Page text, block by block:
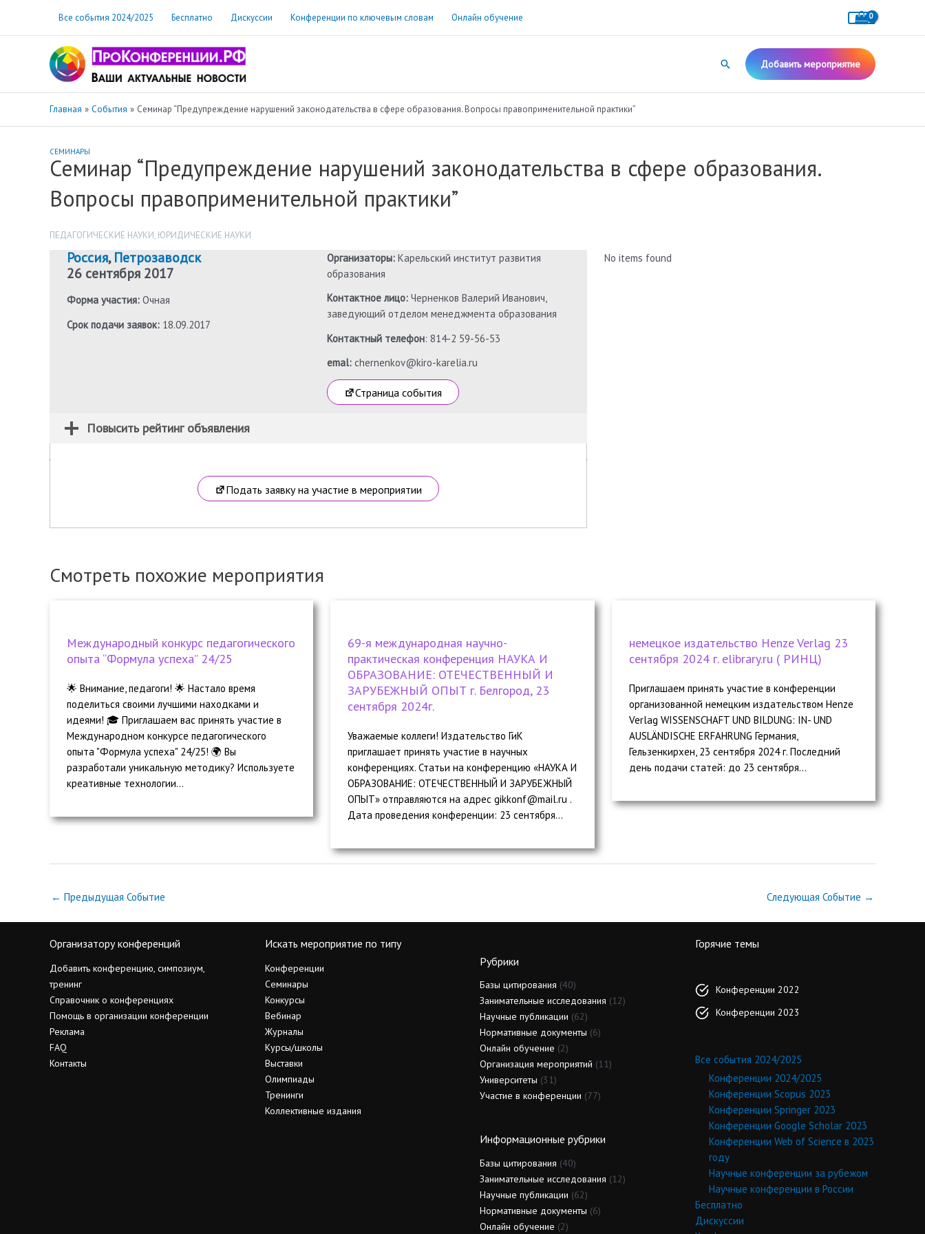
содержимому
Все события 2024/2025 Бесплатно Дискуссии Конференции по ключевым словам Онлайн обучение
Поиск Добавить мероприятие
Главная События Семинар “Предупреждение нарушений законодательства в сфере образования. Вопросы правоприменительной практики”
СЕМИНАРЫ
Семинар “Предупреждение нарушений законодательства в сфере образования.
Вопросы правоприменительной практики”
ПЕДАГОГИЧЕСКИЕ НАУКИ, ЮРИДИЧЕСКИЕ НАУКИ
Россия,Петрозаводск
26 сентября 2017
Форма участия: Очная
Срок подачи заявок: 18.09.2017
Организаторы: Карельский институт развития
образования
Контактное лицо: Черненков Валерий Иванович,
заведующий отделом менеджмента образования
Контактный телефон: 814-2 59-56-53
emal:chernenkov@kiro-karelia.ru
Страница события
Повысить рейтинг объявления
Подать заявку на участие в мероприятии
No items found
Смотреть похожие мероприятия
Международный конкурс педагогического
опыта “Формула успеха” 24/25
🌟 Внимание, педагоги! 🌟 Настало время
поделиться своими лучшими находками и
идеями! 🎓 Приглашаем вас принять участие в
Международном конкурсе педагогического
опыта "Формула успеха" 24/25! 🌍 Вы
разработали уникальную методику? Используете
креативные технологии...
69-я международная научно-
практическая конференция НАУКА И
ОБРАЗОВАНИЕ: ОТЕЧЕСТВЕННЫЙ И
ЗАРУБЕЖНЫЙ ОПЫТ г. Белгород, 23
сентября 2024г.
Уважаемые коллеги! Издательство ГиК
приглашает принять участие в научных
конференциях. Статьи на конференцию «НАУКА И
ОБРАЗОВАНИЕ: ОТЕЧЕСТВЕННЫЙ И ЗАРУБЕЖНЫЙ
ОПЫТ» отправляются на адрес gikkonf@mail.ru .
Дата проведения конференции: 23 cентября...
немецкое издательство Henze Verlag 23
сентября 2024 г. elibrary.ru ( РИНЦ)
Приглашаем принять участие в конференции
организованной немецким издательством Henze
Verlag WISSENSCHAFT UND BILDUNG: IN- UND
AUSLÄNDISCHE ERFAHRUNG Германия,
Гельзенкирхен, 23 сентября 2024 г. Последний
день подачи статей: до 23 сентября...
← Предыдущая Событие Следующая Событие →
Организатору конференций
Добавить конференцию, симпозиум,
тренинг
Справочник о конференциях
Помощь в организации конференции
Реклама
FAQ
Контакты
Искать мероприятие по типу
Конференции
Семинары
Конкурсы
Вебинар
Журналы
Курсы/школы
Выставки
Олимпиады
Тренинги
Коллективные издания
Рубрики
Базы цитирования (40)
Занимательные исследования (12)
Научные публикации (62)
Нормативные документы (6)
Онлайн обучение (2)
Организация мероприятий (11)
Университеты (31)
Участие в конференции (77)
Информационные рубрики
Базы цитирования (40)
Занимательные исследования (12)
Научные публикации (62)
Нормативные документы (6)
Онлайн обучение (2)
Горячие темы
Конференции 2022
Конференции 2023
Все события 2024/2025
Конференции 2024/2025
Конференции Scopus 2023
Конференции Springer 2023
Конференции Google Scholar 2023
Конференции Web of Science в 2023
году
Научные конференции за рубежом
Научные конференции в России
Бесплатно
Дискуссии